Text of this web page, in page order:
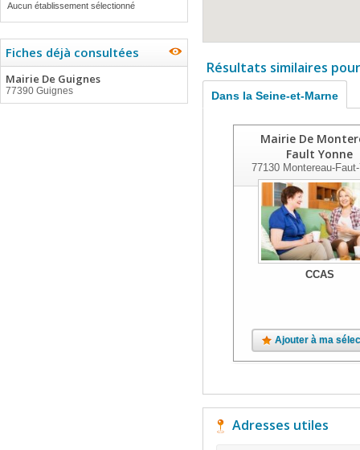
Aucun établissement sélectionné
Fiches déjà consultées
Mairie De Guignes
77390 Guignes
Résultats similaires
Dans la Seine-et-Marne
Mairie De
Fault Yonne
77130Montereau-Faut-
CCAS
Ajouter à ma
Adresses utiles